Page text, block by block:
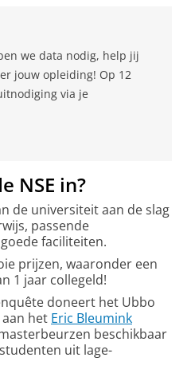
we data nodig, help jij
jouw opleiding! Op 12
via je
NSE in?
de universiteit aan de slag
passende
faciliteiten.
prijzen, waaronder een
1 jaar collegeld!
doneert het Ubbo
aan het Eric Bleumink
beschikbaar
uit lage-